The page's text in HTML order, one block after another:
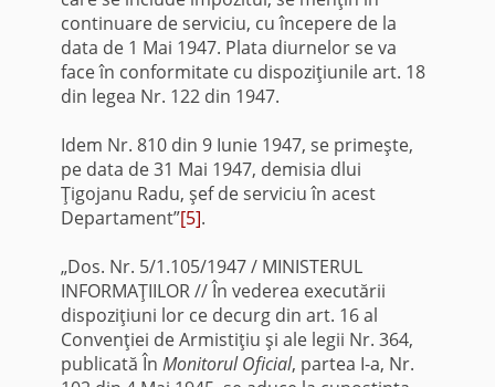
continuare de serviciu, cu începere de la
data de 1 Mai 1947. Plata diurnelor se va
face în conformitate cu dispoziţiunile art. 18
din legea Nr. 122 din 1947.
Idem Nr. 810 din 9 Iunie 1947, se primeşte,
pe data de 31 Mai 1947, demisia dlui
Ţigojanu Radu, şef de serviciu în acest
Departament”[5].
„Dos. Nr. 5/1.105/1947 / MINISTERUL
INFORMAŢIILOR // În vederea executării
dispoziţiuni lor ce decurg din art. 16 al
Convenţiei de Armistiţiu şi ale legii Nr. 364,
publicată În Monitorul Oficial, partea I-a, Nr.